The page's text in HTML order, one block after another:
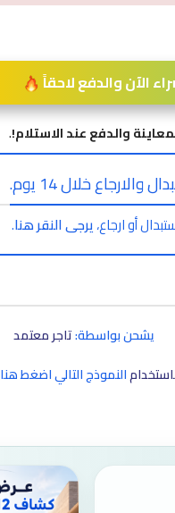
الآن والدفع لاحقاً
والدفع عند الاستلام!.
خلال 14 يوم.
أو ارجاع،يرجى النقر هنا.
يشحن بواسطة:تاجر معتمد
النموذج التالي اضغط هنا